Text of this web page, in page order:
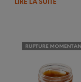
LIRE LA SUITE
RUPTURE